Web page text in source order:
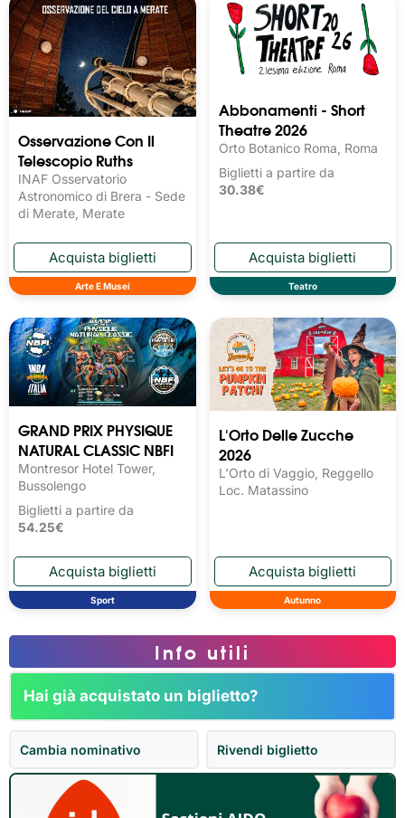
Osservazione Con Il
Telescopio Ruths
INAF Osservatorio
Astronomico di Brera - Sede
di Merate, Merate
Arte E Musei
Abbonamenti - Short
Theatre 2026
Orto Botanico Roma, Roma
Biglietti a partire da
30.38€
Teatro
GRAND PRIX PHYSIQUE
NATURAL CLASSIC NBFI
Montresor Hotel Tower,
Bussolengo
Biglietti a partire da
54.25€
Sport
L'Orto Delle Zucche
2026
L'Orto di Vaggio, Reggello
Loc. Matassino
Autunno
Info utili
Hai già acquistato un biglietto?
Cambia nominativo Rivendi biglietto